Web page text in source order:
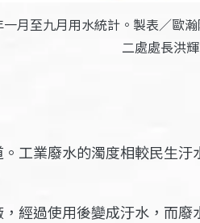
月至九月用水統計。製表／歐
二處處長洪
工業廢水的濁度相較民生
，經過使用後變成汙水，而